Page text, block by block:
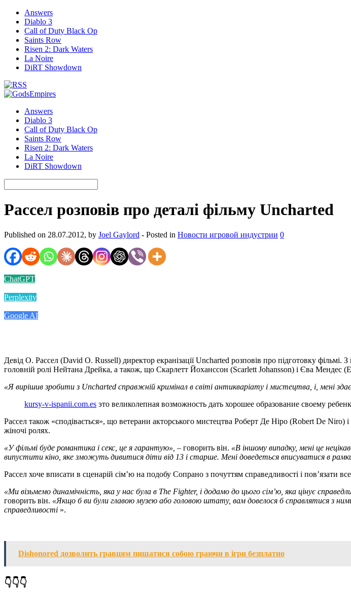
Answers
Diablo 3
Call of Duty Black Op
Saints Row
Risen 2: Dark Waters
La Noire
DiRT Showdown
Answers
Diablo 3
Call of Duty Black Op
Saints Row
Risen 2: Dark Waters
La Noire
DiRT Showdown
Рассел розповів про деталі фільму Uncharted
Published on 28.07.2012, by Joel Gaylord - Posted in Новости игровой индустрии 0
ChatGPT
Perplexity
Google AI
Девід О. Рассел (David O. Russell) директор екранізації Uncharted розповів про підготовку
головній ролі Нейтана Дрейка, а також, що Скарлетт Йоханссон (Scarlett Johansson) і Єва Мендес
«Я вирішив зробити з Uncharted справжній кримінал в світі антикваріату і мистецтва, і, мені
kursy-v-ispanii.com.es это великолепная возможность дать хорошее образование своему
Рассел також «сподівається», що ветерани акторського мистецтва Роберт Де Ніро (Robert De
жіночі ролях.
«У фільмі буде романтика і секс, це я гарантую», – говорить він. «В іншому випадку, мені це
випустити кіно, яке зможуть дивитися діти від 13 і старше. Мені доведеться вписуватися в
Рассел хоче вписати в сценарій сім’ю на подобу Сопрано з почуттям справедливості і пов’язати
«Ми візьмемо динамічність, яка у нас була в The Fighter, і додамо до цього сім’ю, яка цінує
говорить він. «Якщо б ви були главою музею або головою штату, вам довелося б справлятися з
справедливості ».
Dishonored дозволить гравцям пишатися собою граючи в ігри безплатно
👇👇👇